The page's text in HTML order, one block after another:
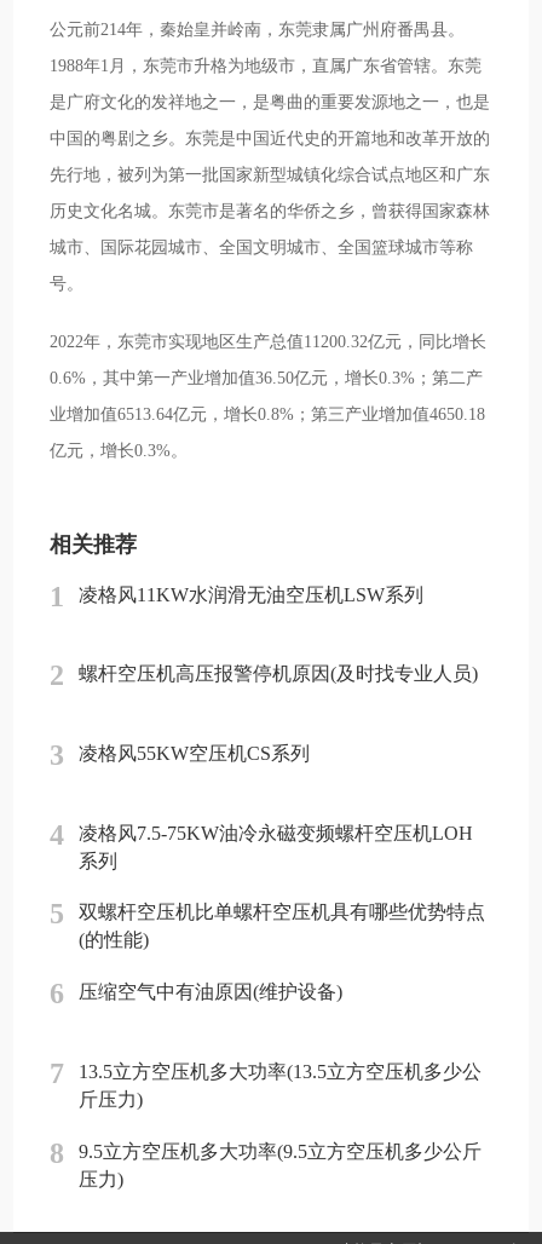
公元前214年，秦始皇并岭南，东莞隶属广州府番禺县。
1988年1月，东莞市升格为地级市，直属广东省管辖。东莞
是广府文化的发祥地之一，是粤曲的重要发源地之一，也是
中国的粤剧之乡。东莞是中国近代史的开篇地和改革开放的
先行地，被列为第一批国家新型城镇化综合试点地区和广东
历史文化名城。东莞市是著名的华侨之乡，曾获得国家森林
城市、国际花园城市、全国文明城市、全国篮球城市等称
号。
2022年，东莞市实现地区生产总值11200.32亿元，同比增长
0.6%，其中第一产业增加值36.50亿元，增长0.3%；第二产
业增加值6513.64亿元，增长0.8%；第三产业增加值4650.18
亿元，增长0.3%。
相关推荐
1 凌格风11KW水润滑无油空压机LSW系列
2 螺杆空压机高压报警停机原因(及时找专业人员)
3 凌格风55KW空压机CS系列
4
凌格风7.5-75KW油冷永磁变频螺杆空压机LOH
系列
5
双螺杆空压机比单螺杆空压机具有哪些优势特点
(的性能)
6 压缩空气中有油原因(维护设备)
7
13.5立方空压机多大功率(13.5立方空压机多少公
斤压力)
8
9.5立方空压机多大功率(9.5立方空压机多少公斤
压力)